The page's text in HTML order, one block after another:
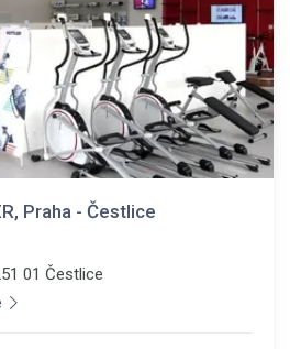
Praha - Čestlice
01 Čestlice